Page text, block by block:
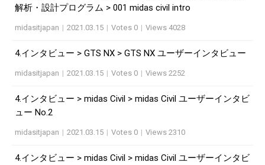
解析・設計プログラム > 001 midas civil intro
midasitjapan | 2021.03.15 | Votes 0 | Views 4028
4.インタビュー > GTS NX > GTS NX ユーザーインタビュー
midasitjapan | 2021.03.15 | Votes 0 | Views 2252
4.インタビュー > midas Civil > midas Civil ユーザーインタビ
ュー No.2
midasitjapan | 2021.03.15 | Votes 0 | Views 2310
4.インタビュー > midas Civil > midas Civil ユーザーインタビ